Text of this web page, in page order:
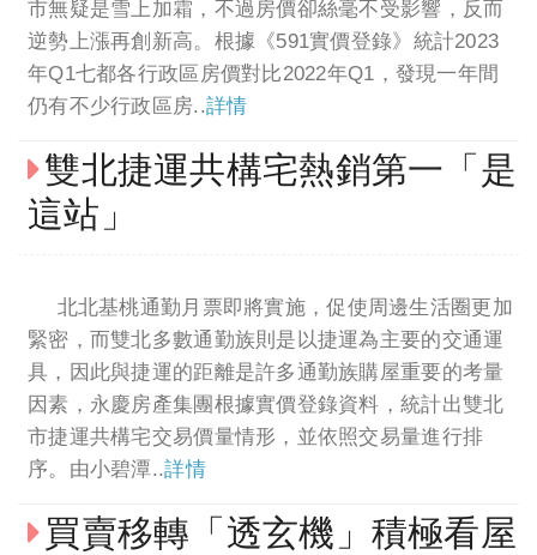
市無疑是雪上加霜，不過房價卻絲毫不受影響，反而
逆勢上漲再創新高。根據《591實價登錄》統計2023
年Q1七都各行政區房價對比2022年Q1，發現一年間
仍有不少行政區房..詳情
雙北捷運共構宅熱銷第一「是
這站」
北北基桃通勤月票即將實施，促使周邊生活圈更加
緊密，而雙北多數通勤族則是以捷運為主要的交通運
具，因此與捷運的距離是許多通勤族購屋重要的考量
因素，永慶房產集團根據實價登錄資料，統計出雙北
市捷運共構宅交易價量情形，並依照交易量進行排
序。由小碧潭..詳情
買賣移轉「透玄機」積極看屋